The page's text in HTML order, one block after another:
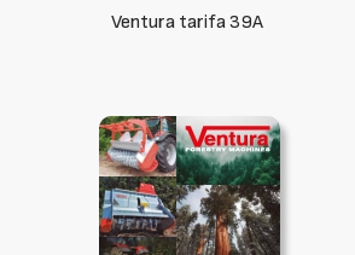
Ventura tarifa 39A